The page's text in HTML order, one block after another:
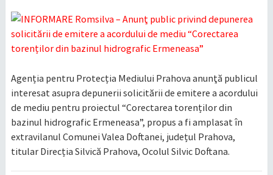
Agenția pentru Protecția Mediului Prahova anunţă publicul
interesat asupra depunerii solicitării de emitere a acordului
de mediu pentru proiectul “Corectarea torenților din
bazinul hidrografic Ermeneasa”, propus a fi amplasat în
extravilanul Comunei Valea Doftanei, județul Prahova,
titular Direcția Silvică Prahova, Ocolul Silvic Doftana.